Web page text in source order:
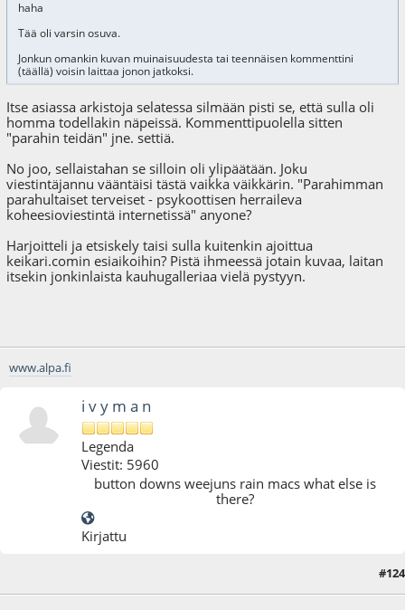
haha
Tää oli varsin osuva.
Jonkun omankin kuvan muinaisuudesta tai teennäisen kommenttini
(täällä) voisin laittaa jonon jatkoksi.
Itse asiassa arkistoja selatessa silmään pisti se, että sulla oli
homma todellakin näpeissä. Kommenttipuolella sitten
"parahin teidän" jne. settiä.
No joo, sellaistahan se silloin oli ylipäätään. Joku
viestintäjannu vääntäisi tästä vaikka väikkärin. "Parahimman
parahultaiset terveiset - psykoottisen herraileva
koheesioviestintä internetissä" anyone?
Harjoitteli ja etsiskely taisi sulla kuitenkin ajoittua
keikari.comin esiaikoihin? Pistä ihmeessä jotain kuvaa, laitan
itsekin jonkinlaista kauhugalleriaa vielä pystyyn.
www.alpa.fi
i v y m a n
Legenda
Viestit: 5960
button downs weejuns rain macs what else is
there?
Kirjattu
#124